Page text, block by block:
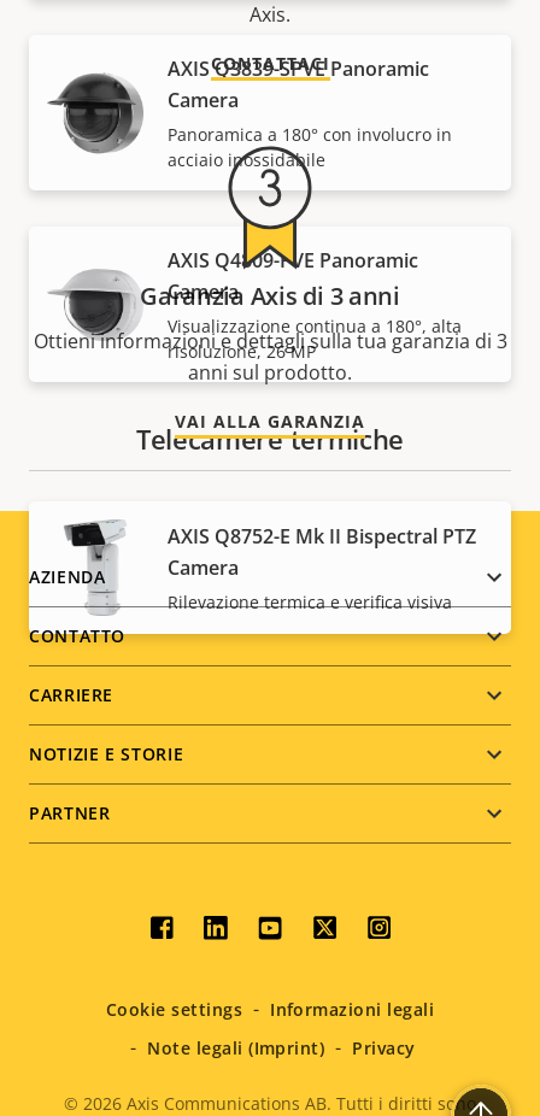
AXIS Q3839-SPVE Panoramic
Camera
Panoramica a 180° con involucro in
acciaio inossidabile
AXIS Q4809-PVE Panoramic
Camera
Visualizzazione continua a 180°, alta
risoluzione, 26 MP
Telecamere termiche
AXIS Q8752-E Mk II Bispectral PTZ
Camera
Rilevazione termica e verifica visiva
Axis.
CONTATTACI
Garanzia Axis di 3 anni
Ottieni informazioni e dettagli sulla tua garanzia di 3
anni sul prodotto.
VAI ALLA GARANZIA
Footer
menu
AZIENDA
CONTATTO
CARRIERE
NOTIZIE E STORIE
PARTNER
Social
menu
© 2026 Axis Communications AB. Tutti i diritti sono
Cookie settings
Informazioni legali
Note legali (Imprint)
Privacy